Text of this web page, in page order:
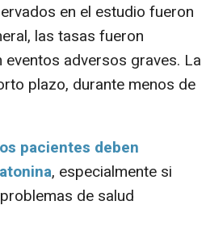
en el estudio fueron
las tasas fueron
adversos graves. La
plazo, durante menos de
pacientes deben
, especialmente si
de salud